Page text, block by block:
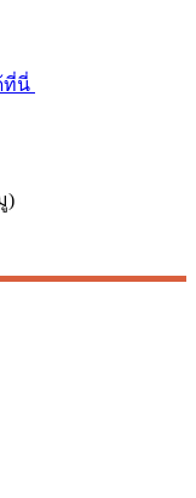
ที่นี่
)